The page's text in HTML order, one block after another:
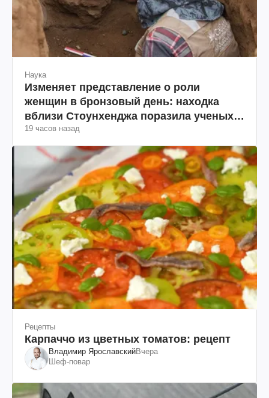
Наука
Изменяет представление о роли
женщин в бронзовый день: находка
вблизи Стоунхенджа поразила ученых
(фото)
19 часов назад
Рецепты
Карпаччо из цветных томатов: рецепт
Владимир ЯрославскийВчера
Шеф-повар